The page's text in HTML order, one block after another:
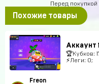
Перед покупкой
Похожие товары
Аккаунт
🏆Кубков:
⚡Леги: 0;
Freon